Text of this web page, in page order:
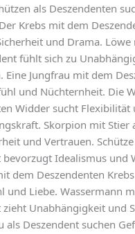
als Deszendenten
Krebs mit dem
und Drama. Löwe
fühlt sich zu
Eine Jungfrau mit dem
und Nüchternheit. Die
Widder sucht Flexibilität
Skorpion mit Stier
und Vertrauen.
bevorzugt Idealismus und
dem Deszendenten
und Liebe. Wassermann
zieht Unabhängigkeit und
als Deszendent suchen